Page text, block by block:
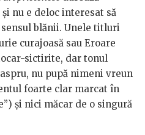
nu e deloc interesat să
blănii. Unele titluri
curajoasă sau Eroare
sictirite, dar tonul
nu pupă nimeni vreun
foarte clar marcat în
și nici măcar de o singură